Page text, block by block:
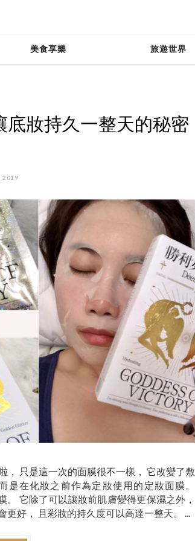
美食享樂 旅遊世界
底妝持久一整天的秘密
2019
， 只是這一次的面膜很不一樣， 它改變了敷
在化妝之前作為定妝使用的定妝面膜。
它除了可以讓妝前肌膚變得更保濕之外，
好， 且彩妝的持久度可以高達一整天。 ...